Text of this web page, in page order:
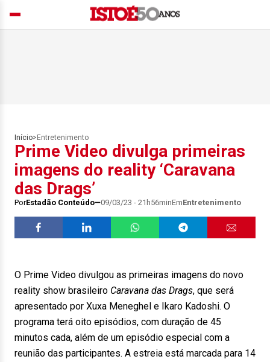
Início> Entretenimento
Prime Video divulga primeiras
imagens do reality ‘Caravana
das Drags’
PorEstadão Conteúdo 09/03/23 - 21h56minEmEntretenimento
O Prime Video divulgou as primeiras imagens do novo
reality show brasileiro Caravana das Drags, que será
apresentado por Xuxa Meneghel e Ikaro Kadoshi. O
programa terá oito episódios, com duração de 45
minutos cada, além de um episódio especial com a
reunião das participantes. A estreia está marcada para 14